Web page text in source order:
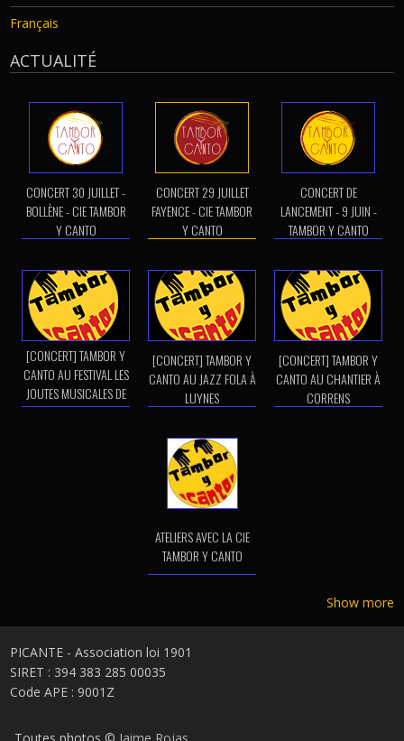
Français
ACTUALITÉ
CONCERT 30 JUILLET -
BOLLÈNE - CIE TAMBOR
Y CANTO
CONCERT 29 JUILLET
FAYENCE - CIE TAMBOR
Y CANTO
CONCERT DE
LANCEMENT - 9 JUIN -
TAMBOR Y CANTO
[CONCERT] TAMBOR Y
CANTO AU FESTIVAL LES
JOUTES MUSICALES DE
CORRENS
[CONCERT] TAMBOR Y
CANTO AU JAZZ FOLA À
LUYNES
[CONCERT] TAMBOR Y
CANTO AU CHANTIER À
CORRENS
ATELIERS AVEC LA CIE
TAMBOR Y CANTO
Show more
PICANTE - Association loi 1901
SIRET : 394 383 285 00035
Code APE : 9001Z